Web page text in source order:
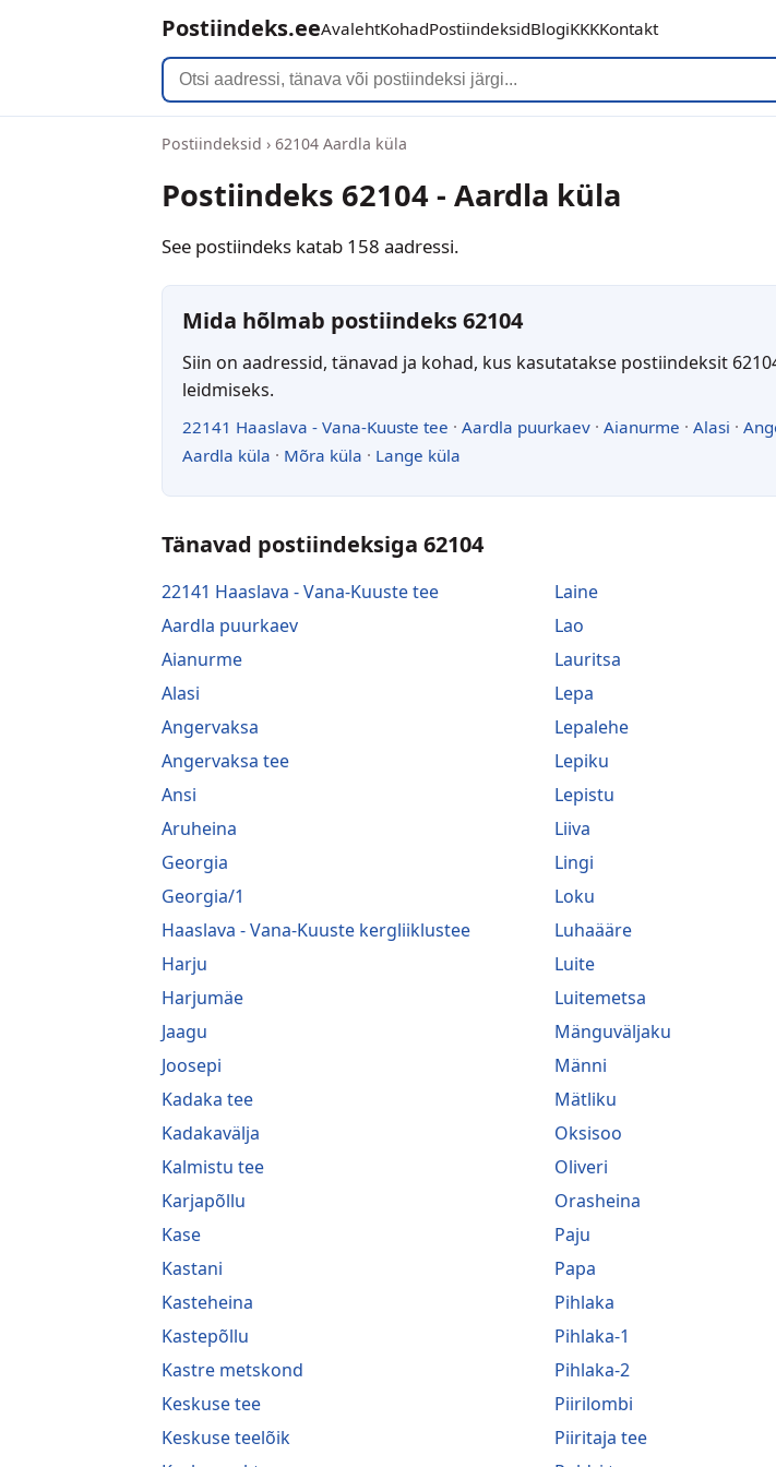
Postiindeks.eeAvalehtKohadPostiindeksidBlogiKKKKontakt
Postiindeksid › 62104 Aardla küla
Postiindeks 62104 - Aardla küla
See postiindeks katab 158 aadressi.
Mida hõlmab postiindeks 62104
Siin on aadressid, tänavad ja kohad, kus kasutatakse postiindeksit
leidmiseks.
22141 Haaslava - Vana-Kuuste tee · Aardla puurkaev · Aianurme · Alasi ·
Aardla küla · Mõra küla · Lange küla
Tänavad postiindeksiga 62104
22141 Haaslava - Vana-Kuuste tee
Aardla puurkaev
Aianurme
Alasi
Angervaksa
Angervaksa tee
Ansi
Aruheina
Georgia
Georgia/1
Haaslava - Vana-Kuuste kergliiklustee
Harju
Harjumäe
Jaagu
Joosepi
Kadaka tee
Kadakavälja
Kalmistu tee
Karjapõllu
Kase
Kastani
Kasteheina
Kastepõllu
Kastre metskond
Keskuse tee
Keskuse teelõik
Laine
Lao
Lauritsa
Lepa
Lepalehe
Lepiku
Lepistu
Liiva
Lingi
Loku
Luhaääre
Luite
Luitemetsa
Mänguväljaku
Männi
Mätliku
Oksisoo
Oliveri
Orasheina
Paju
Papa
Pihlaka
Pihlaka-1
Pihlaka-2
Piirilombi
Piiritaja tee